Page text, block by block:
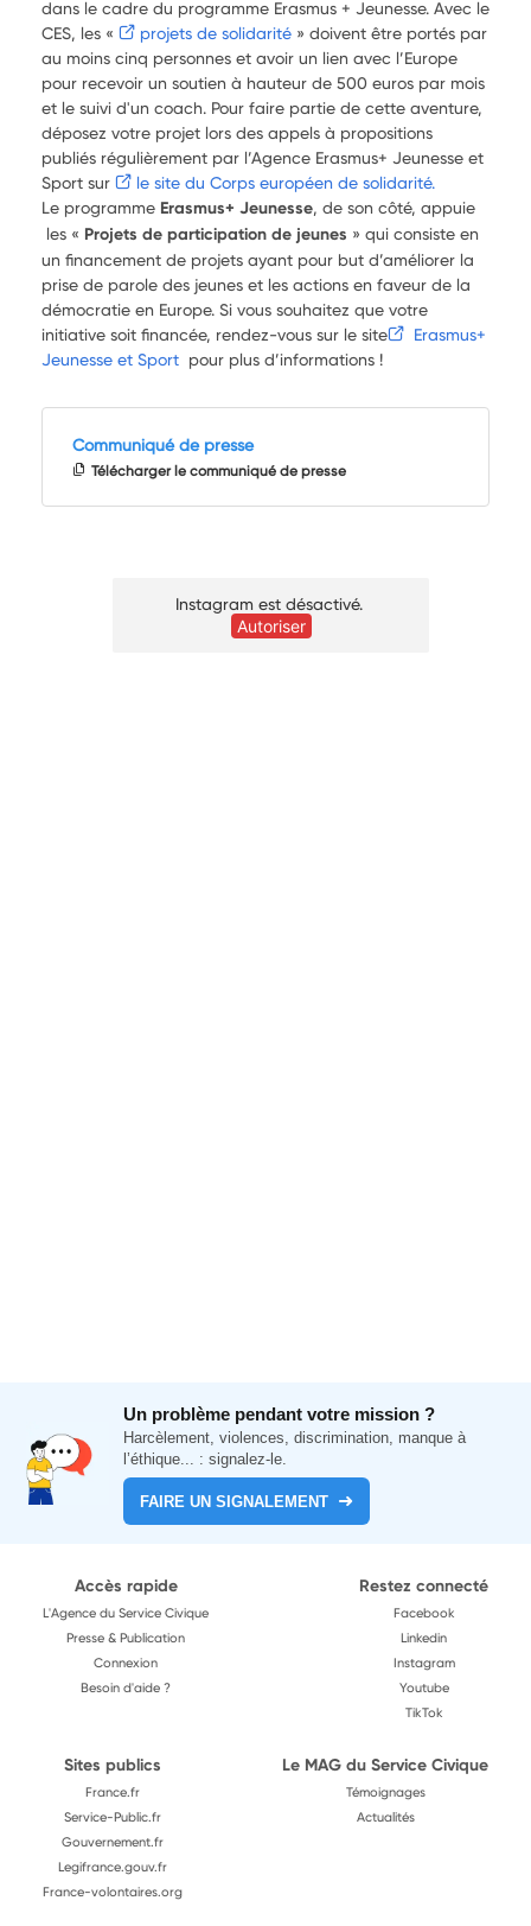
dans le cadre du programme Erasmus + Jeunesse. Avec le
CES, les « projets de solidarité » doivent être portés par
au moins cinq personnes et avoir un lien avec l’Europe
pour recevoir un soutien à hauteur de 500 euros par mois
et le suivi d'un coach. Pour faire partie de cette aventure,
déposez votre projet lors des appels à propositions
publiés régulièrement par l’Agence Erasmus+ Jeunesse et
Sport sur
le site du Corps européen de solidarité.
Le programme Erasmus+ Jeunesse, de son côté, appuie
les « Projets de participation de jeunes » qui consiste en
un financement de projets ayant pour but d’améliorer la
prise de parole des jeunes et les actions en faveur de la
démocratie en Europe. Si vous souhaitez que votre
initiative soit financée, rendez-vous sur le site
Erasmus+
Jeunesse et Sport pour plus d’informations !
Communiqué de presse
Télécharger le communiqué de presse
Instagram est désactivé.
Autoriser
Un problème pendant votre mission ?
Harcèlement, violences, discrimination, manque à
l’éthique... : signalez-le.
FAIRE UN SIGNALEMENT
Accès rapide
L'Agence du Service Civique
Presse & Publication
Connexion
Besoin d'aide ?
Restez connecté
Facebook
Linkedin
Instagram
Youtube
TikTok
Sites publics
France.fr
Service-Public.fr
Gouvernement.fr
Legifrance.gouv.fr
France-volontaires.org
Le MAG du Service Civique
Témoignages
Actualités